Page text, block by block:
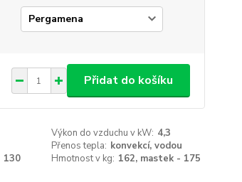
Přidat do košíku
Výkon do vzduchu v kW: 4,3
Přenos tepla: konvekcí, vodou
130 Hmotnost v kg: 162, mastek - 175